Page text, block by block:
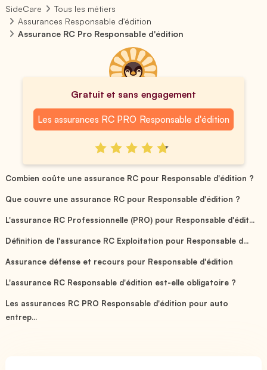
SideCare
Tous les métiers
Assurances Responsable d'édition
Assurance RC Pro Responsable d'édition
Gratuit et sans engagement
Les assurances RC PRO Responsable d'édition
Combien coûte une assurance RC pour Responsable d'édition ?
Que couvre une assurance RC pour Responsable d'édition ?
L'assurance RC Professionnelle (PRO) pour Responsable d'édit...
Définition de l'assurance RC Exploitation pour Responsable d...
Assurance défense et recours pour Responsable d'édition
L'assurance RC Responsable d'édition est-elle obligatoire ?
Les assurances RC PRO Responsable d'édition pour auto
entrep...